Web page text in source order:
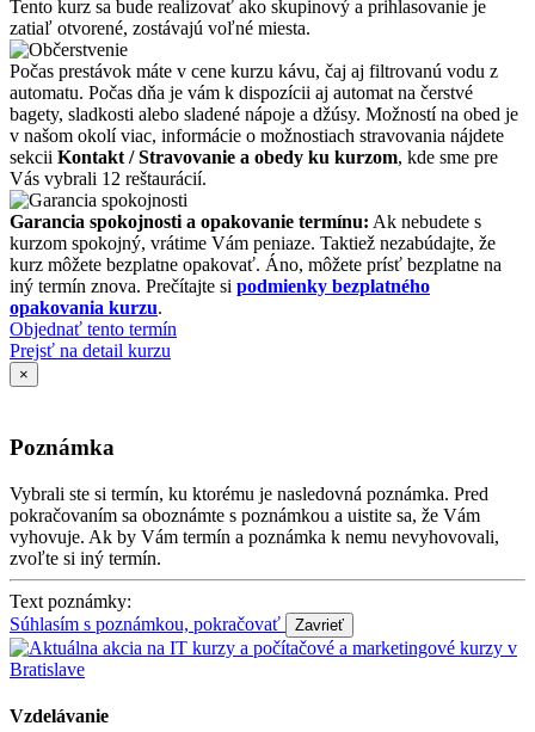
Tento kurz sa bude realizovať ako skupinový a prihlasovanie je
zatiaľ otvorené, zostávajú voľné miesta.
Počas prestávok máte v cene kurzu kávu, čaj aj filtrovanú vodu z
automatu. Počas dňa je vám k dispozícii aj automat na čerstvé
bagety, sladkosti alebo sladené nápoje a džúsy. Možností na obed je
v našom okolí viac, informácie o možnostiach stravovania nájdete
sekcii Kontakt / Stravovanie a obedy ku kurzom, kde sme pre
Vás vybrali 12 reštaurácií.
Garancia spokojnosti a opakovanie termínu: Ak nebudete s
kurzom spokojný, vrátime Vám peniaze. Taktiež nezabúdajte, že
kurz môžete bezplatne opakovať. Áno, môžete prísť bezplatne na
iný termín znova. Prečítajte si podmienky bezplatného
opakovania kurzu.
Objednať tento termín
Prejsť na detail kurzu
×
Poznámka
Vybrali ste si termín, ku ktorému je nasledovná poznámka. Pred
pokračovaním sa oboznámte s poznámkou a uistite sa, že Vám
vyhovuje. Ak by Vám termín a poznámka k nemu nevyhovovali,
zvoľte si iný termín.
Text poznámky:
Súhlasím s poznámkou, pokračovať
Vzdelávanie